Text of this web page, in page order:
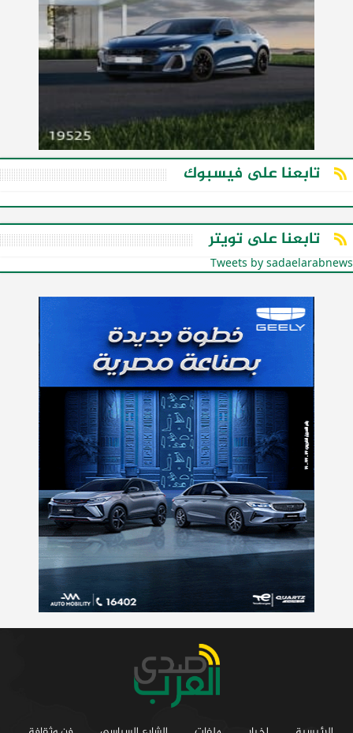
تابعنا على فيسبوك
تابعنا على تويتر
Tweets by sadaelarabnews